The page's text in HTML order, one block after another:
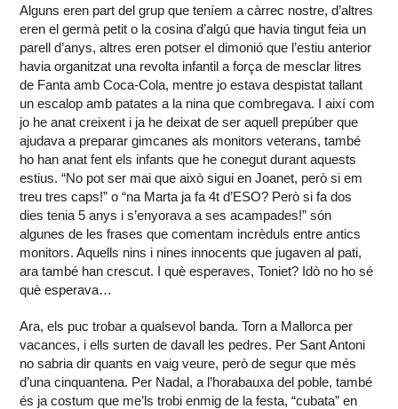
Alguns eren part del grup que teníem a càrrec nostre, d’altres
eren el germà petit o la cosina d’algú que havia tingut feia un
parell d’anys, altres eren potser el dimonió que l’estiu anterior
havia organitzat una revolta infantil a força de mesclar litres
de Fanta amb Coca-Cola, mentre jo estava despistat tallant
un escalop amb patates a la nina que combregava. I així com
jo he anat creixent i ja he deixat de ser aquell prepúber que
ajudava a preparar gimcanes als monitors veterans, també
ho han anat fent els infants que he conegut durant aquests
estius. “No pot ser mai que això sigui en Joanet, però si em
treu tres caps!” o “na Marta ja fa 4t d’ESO? Però si fa dos
dies tenia 5 anys i s’enyorava a ses acampades!” són
algunes de les frases que comentam incrèduls entre antics
monitors. Aquells nins i nines innocents que jugaven al pati,
ara també han crescut. I què esperaves, Toniet? Idò no ho sé
què esperava…
Ara, els puc trobar a qualsevol banda. Torn a Mallorca per
vacances, i ells surten de davall les pedres. Per Sant Antoni
no sabria dir quants en vaig veure, però de segur que més
d’una cinquantena. Per Nadal, a l’horabauxa del poble, també
és ja costum que me’ls trobi enmig de la festa, “cubata” en